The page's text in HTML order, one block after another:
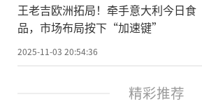
王老吉欧洲拓局！牵手意大利今日食
品，市场布局按下“加速键”
2025-11-03 20:54:36
精彩推荐